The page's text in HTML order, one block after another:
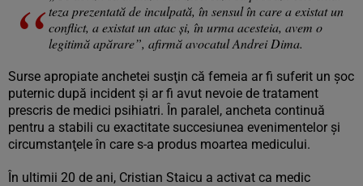
teza prezentată de inculpată, în sensul în care a existat un
conflict, a existat un atac și, în urma acesteia, avem o
legitimă apărare”, afirmă avocatul Andrei Dima.
Surse apropiate anchetei susţin că femeia ar fi suferit un şoc
puternic după incident şi ar fi avut nevoie de tratament
prescris de medici psihiatri. În paralel, ancheta continuă
pentru a stabili cu exactitate succesiunea evenimentelor şi
circumstanţele în care s-a produs moartea medicului.
În ultimii 20 de ani, Cristian Staicu a activat ca medic